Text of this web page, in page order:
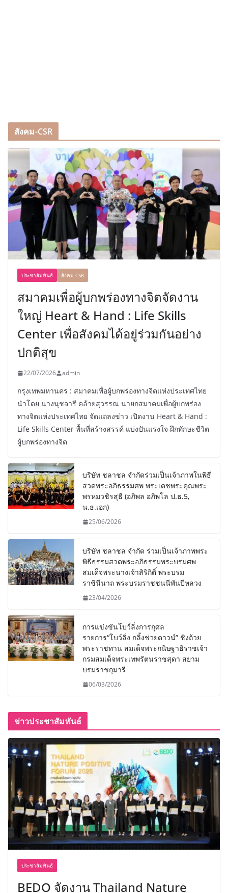
สังคม-CSR
ประชาสัมพันธ์ สังคม-CSR
สมาคมเพื่อผู้บกพร่องทางจิตจัดงาน
ใหญ่ Heart & Hand : Life Skills
Center เพื่อสังคมได้อยู่ร่วมกันอย่าง
ปกติสุข
22/07/2026 admin
กรุงเทพมหานคร : สมาคมเพื่อผู้บกพร่องทางจิตแห่งประเทศไทย
นำโดย นางนุชจารี คล้ายสุวรรณ นายกสมาคมเพื่อผู้บกพร่อง
ทางจิตแห่งประเทศไทย จัดแถลงข่าว เปิดงาน Heart & Hand :
Life Skills Center พื้นที่สร้างสรรค์ แบ่งปันแรงใจ ฝึกทักษะชีวิต
ผู้บกพร่องทางจิต
บริษัท ชลาชล จำกัดร่วมเป็นเจ้าภาพในพิธี
สวดพระอภิธรรมศพ พระเดชพระคุณพระ
พรหมวชิรสุธี (อภิพล อภิพโล ป.ธ.5,
น.ธ.เอก)
25/06/2026
บริษัท ชลาชล จำกัด ร่วมเป็นเจ้าภาพพระ
พิธีธรรมสวดพระอภิธรรมพระบรมศพ
สมเด็จพระนางเจ้าสิริกิติ์ พระบรม
ราชินีนาถ พระบรมราชชนนีพันปีหลวง
23/04/2026
การแข่งขันโบว์ลิ่งการกุศล
รายการ“โบว์ลิ่ง กลิ้งช่วยดาวน์” ชิงถ้วย
พระราชทาน สมเด็จพระกนิษฐาธิราชเจ้า
กรมสมเด็จพระเทพรัตนราชสุดา สยาม
บรมราชกุมารี
06/03/2026
ข่าวประชาสัมพันธ์
ประชาสัมพันธ์
BEDO จัดงาน Thailand Nature